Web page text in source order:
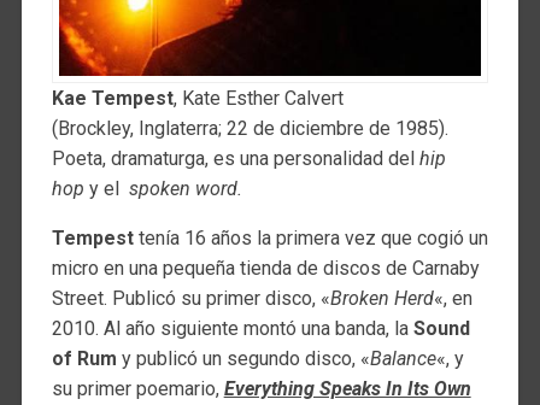
Kae Tempest, Kate Esther Calvert
(Brockley, Inglaterra; 22 de diciembre de 1985).
Poeta, dramaturga, es una personalidad del hip
hop y el spoken word.
Tempest tenía 16 años la primera vez que cogió un
micro en una pequeña tienda de discos de Carnaby
Street. Publicó su primer disco, «Broken Herd«, en
2010. Al año siguiente montó una banda, la Sound
of Rum y publicó un segundo disco, «Balance«, y
su primer poemario, Everything Speaks In Its Own